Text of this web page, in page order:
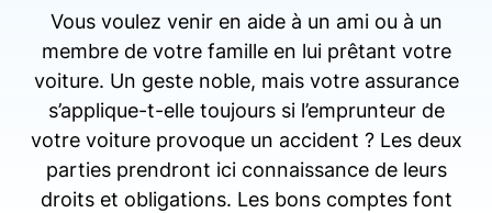
Vous voulez venir en aide à un ami ou à un
membre de votre famille en lui prêtant votre
voiture. Un geste noble, mais votre assurance
s’applique-t-elle toujours si l’emprunteur de
votre voiture provoque un accident ? Les deux
parties prendront ici connaissance de leurs
droits et obligations. Les bons comptes font